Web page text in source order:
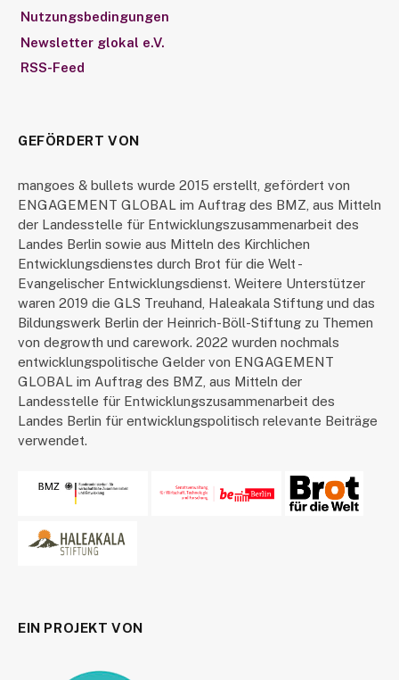
Nutzungsbedingungen
Newsletter glokal e.V.
RSS-Feed
GEFÖRDERT VON
mangoes & bullets wurde 2015 erstellt, gefördert von
ENGAGEMENT GLOBAL im Auftrag des BMZ, aus Mitteln
der Landesstelle für Entwicklungszusammenarbeit des
Landes Berlin sowie aus Mitteln des Kirchlichen
Entwicklungsdienstes durch Brot für die Welt -
Evangelischer Entwicklungsdienst. Weitere Unterstützer
waren 2019 die GLS Treuhand, Haleakala Stiftung und das
Bildungswerk Berlin der Heinrich-Böll-Stiftung zu Themen
von degrowth und carework. 2022 wurden nochmals
entwicklungspolitische Gelder von ENGAGEMENT
GLOBAL im Auftrag des BMZ, aus Mitteln der
Landesstelle für Entwicklungszusammenarbeit des
Landes Berlin für entwicklungspolitisch relevante Beiträge
verwendet.
EIN PROJEKT VON